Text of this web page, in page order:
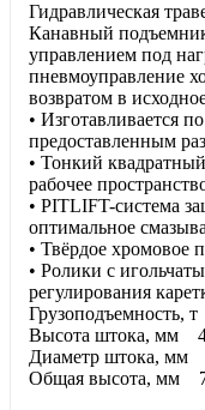
Гидравлическая
Канавный
управлением под
пневмоуправление
возвратом в
• Изготавливается
предоставленным
• Тонкий
рабочее
• PITLIFT-система
оптимальное
• Твёрдое
• Ролики с
регулирования
Грузоподъемность,
Высота штока, мм
Диаметр штока, мм
Общая высота, мм